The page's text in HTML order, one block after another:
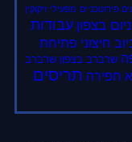
פירוטכניים מפעילי זיקוקין
בצפון עבודות
חיצוני פתיחת
שרברב בצפון שרברב
חפירה תריסים